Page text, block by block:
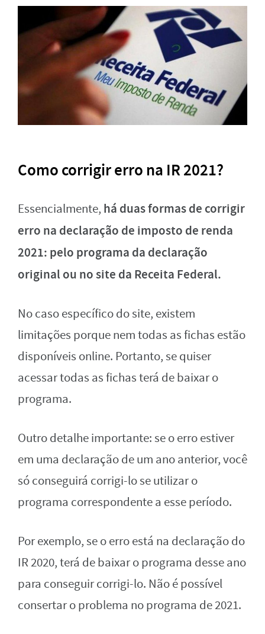
Como corrigir erro na IR 2021?
Essencialmente, há duas formas de corrigir
erro na declaração de imposto de renda
2021: pelo programa da declaração
original ou no site da Receita Federal.
No caso específico do site, existem
limitações porque nem todas as fichas estão
disponíveis online. Portanto, se quiser
acessar todas as fichas terá de baixar o
programa.
Outro detalhe importante: se o erro estiver
em uma declaração de um ano anterior, você
só conseguirá corrigi-lo se utilizar o
programa correspondente a esse período.
Por exemplo, se o erro está na declaração do
IR 2020, terá de baixar o programa desse ano
para conseguir corrigi-lo. Não é possível
consertar o problema no programa de 2021.